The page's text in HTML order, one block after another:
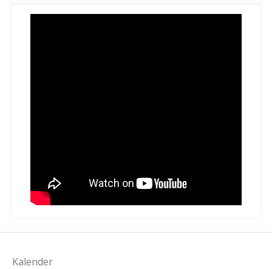
Kalender